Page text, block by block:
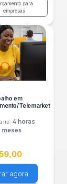
para
empresas
mais
em
Telemarketing
4 horas
meses
agora